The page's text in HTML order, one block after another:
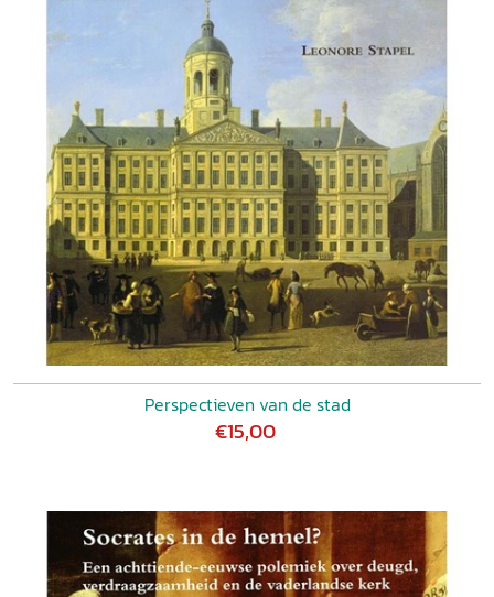
Perspectieven van de stad
€15,00